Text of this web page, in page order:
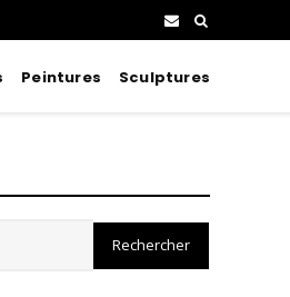
Peintures Sculptures